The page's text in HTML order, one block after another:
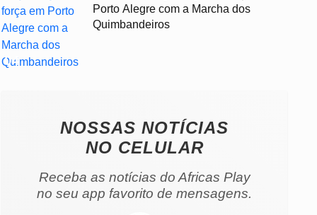
04
Porto Alegre com a Marcha dos
Quimbandeiros
NOSSAS NOTÍCIAS
NO CELULAR
Receba as notícias do Africas Play
no seu app favorito de mensagens.